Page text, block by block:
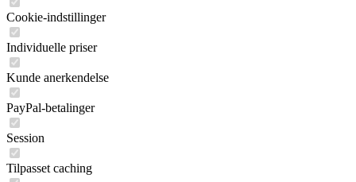
Cookie-indstillinger
Individuelle priser
Kunde anerkendelse
PayPal-betalinger
Session
Tilpasset caching